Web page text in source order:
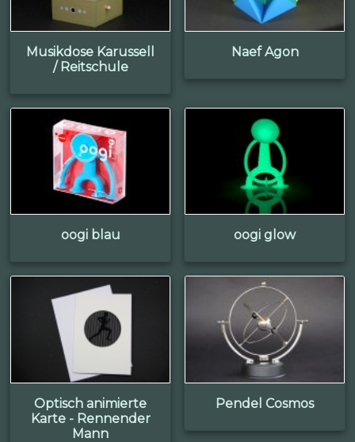
Musikdose Karussell
/ Reitschule
Naef Agon
oogi blau oogi glow
Optisch animierte
Karte - Rennender
Mann
Pendel Cosmos